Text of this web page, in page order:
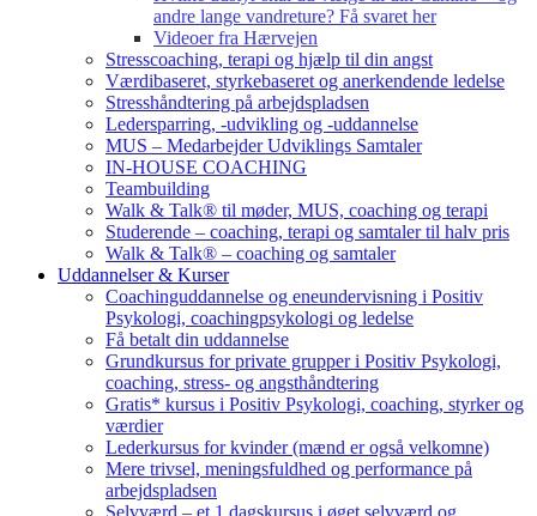
andre lange vandreture? Få svaret her
Videoer fra Hærvejen
Stresscoaching, terapi og hjælp til din angst
Værdibaseret, styrkebaseret og anerkendende ledelse
Stresshåndtering på arbejdspladsen
Ledersparring, -udvikling og -uddannelse
MUS – Medarbejder Udviklings Samtaler
IN-HOUSE COACHING
Teambuilding
Walk & Talk® til møder, MUS, coaching og terapi
Studerende – coaching, terapi og samtaler til halv pris
Walk & Talk® – coaching og samtaler
Uddannelser & Kurser
Coachinguddannelse og eneundervisning i Positiv
Psykologi, coachingpsykologi og ledelse
Få betalt din uddannelse
Grundkursus for private grupper i Positiv Psykologi,
coaching, stress- og angsthåndtering
Gratis* kursus i Positiv Psykologi, coaching, styrker og
værdier
Lederkursus for kvinder (mænd er også velkomne)
Mere trivsel, meningsfuldhed og performance på
arbejdspladsen
Selvværd – et 1 dagskursus i øget selvværd og